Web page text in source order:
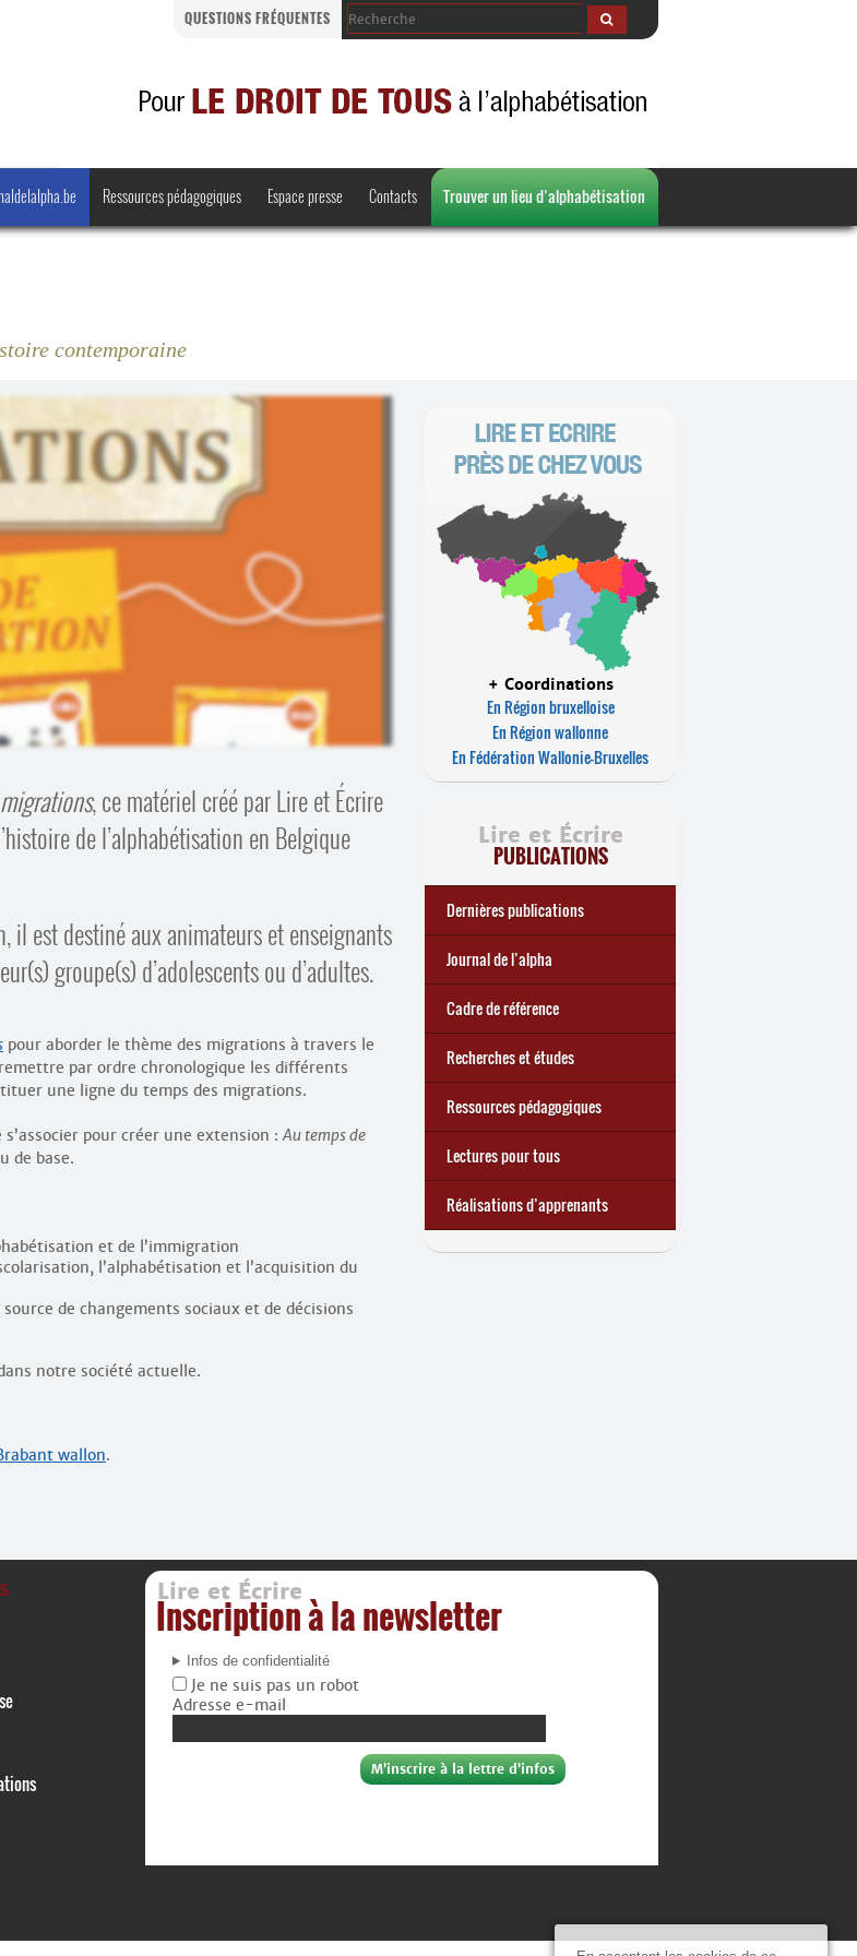
QUESTIONS FRÉQUENTES
Ressources pédagogiques
Comprendre et parler
Bienvenue en Belgique
Espace presse Contacts Trouver un lieu d’alphabétisation
contemporaine
, ce matériel créé par Lire et Écrire
de l’alphabétisation en Belgique
est destiné aux animateurs et enseignants
groupe(s) d’adolescents ou d’adultes.
pour aborder le thème des migrations à travers le
par ordre chronologique les différents
une ligne du temps des migrations.
pour créer une extension :Au temps de
de base.
et de l’immigration
l’alphabétisation et l’acquisition du
de changements sociaux et de décisions
notre société actuelle.
wallon.
+ Coordinations
En Région bruxelloise
En Région wallonne
En Fédération Wallonie-Bruxelles
Lire et Écrire
PUBLICATIONS
Dernières publications
Réforme des allocations de
chômage : premiers bilans
🎬 L’alpha populaire : c’est
Statistiques 2025 sur les
apprenant ·es à Lire et Écrire
Journal de l’alpha 241 (2
trimestre 2026) : Militer pour
... Tous les articles
Journal de l’alpha
Cadre de référence
Recherches et études
Ressources pédagogiques
Lectures pour tous
Réalisations d’apprenants
Lire et Écrire
Inscription à la newsletter
Infos de confidentialité
Je ne suis pas un robot
Adresse e-mail